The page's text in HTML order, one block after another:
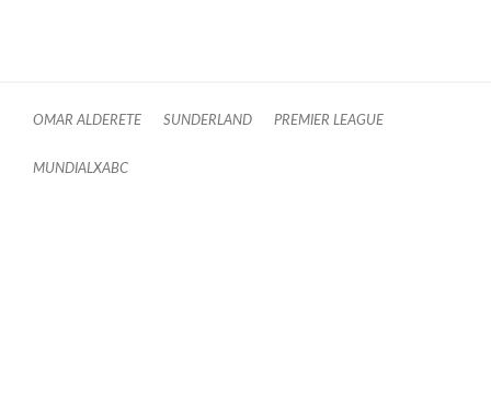
OMAR ALDERETE SUNDERLAND PREMIER LEAGUE
MUNDIALXABC